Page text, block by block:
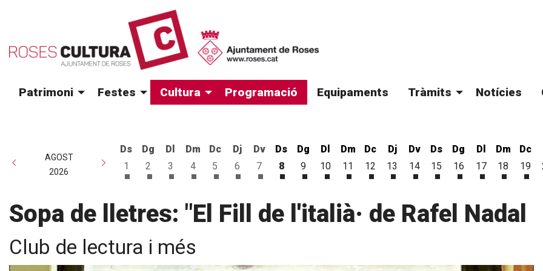
Patrimoni Festes Cultura Programació Equipaments Tràmits Notícies
AGOST
2026
Ds
1
Dissabte 1 d'agost
Dg
2
Diumenge 2 d'agost
Dl
3
Dilluns 3 d'agost
Dm
4
Dimarts 4 d'agost
Dc
5
Dimecres 5 d'agost
Dj
6
Dijous 6 d'agost
Dv
7
Divendres 7 d'agost
Ds
8
Dissabte 8 d'agost
Dg
9
Diumenge 9 d'agost
Dl
10
Dilluns 10 d'agost
Dm
11
Dimarts 11 d'agost
Dc
12
Dimecres 12 d'agost
Dj
13
Dijous 13 d'agost
Dv
14
Divendres 14 d'agost
Ds
15
Dissabte 15 d'agost
Dg
16
Diumenge 16
Dl
17
Dilluns 17
Dm
18
Dimarts
Dc
19
Sopa de lletres: "El Fill de l'italià· de Rafel Nadal
Club de lectura i més